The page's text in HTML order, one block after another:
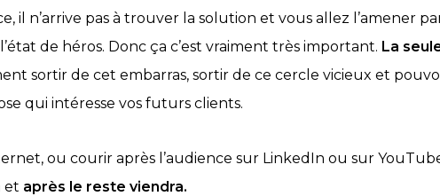
il n’arrive pas à trouver la solution et vous allez l’amener
de héros. Donc ça c’est vraiment très important. La
sortir de cet embarras, sortir de ce cercle vicieux et
qui intéresse vos futurs clients.
ou courir après l’audience sur LinkedIn ou sur
et après le reste viendra.